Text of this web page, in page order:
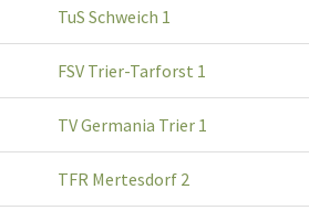
TuS Schweich 1
FSV Trier-Tarforst 1
TV Germania Trier 1
TFR Mertesdorf 2